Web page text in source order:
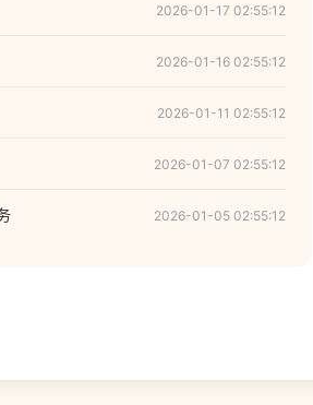
2026-01-17 02:55:12
2026-01-16 02:55:12
2026-01-11 02:55:12
2026-01-07 02:55:12
2026-01-05 02:55:12